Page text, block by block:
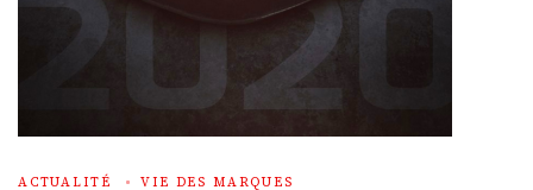
ACTUALITÉ VIE DES MARQUES